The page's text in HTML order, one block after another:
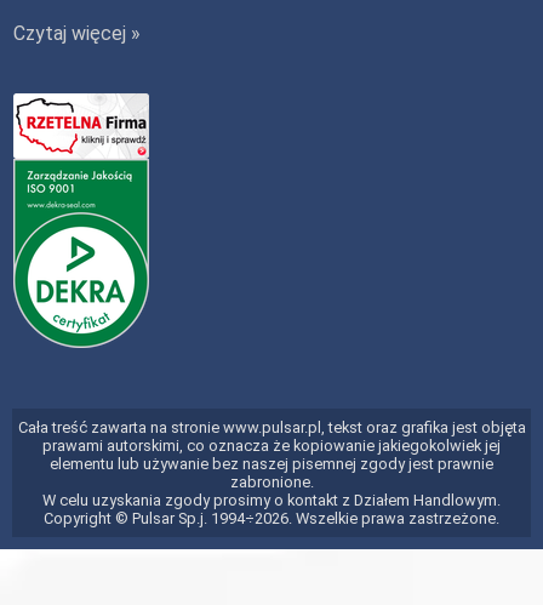
Czytaj więcej »
Cała treść zawarta na stronie www.pulsar.pl, tekst oraz grafika jest objęta
prawami autorskimi, co oznacza że kopiowanie jakiegokolwiek jej
elementu lub używanie bez naszej pisemnej zgody jest prawnie
zabronione.
W celu uzyskania zgody prosimy o kontakt z Działem Handlowym.
Copyright © Pulsar Sp.j. 1994÷2026. Wszelkie prawa zastrzeżone.